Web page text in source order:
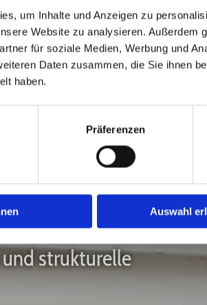
um Inhalte und Anzeigen zu
Website zu analysieren. Außerdem
für soziale Medien, Werbung und
Daten zusammen, die Sie ihnen
haben.
Präferenzen
Auswahl
oder Anregungen?
Unsere
strukturelle